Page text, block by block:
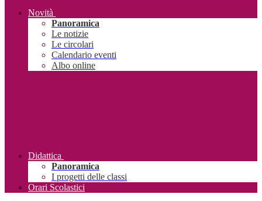
Novità
Panoramica
Le notizie
Le circolari
Calendario eventi
Albo online
Didattica
Panoramica
I progetti delle classi
Orari Scolastici